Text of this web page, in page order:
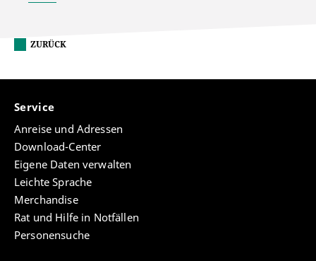
ZURÜCK
Service
Anreise und Adressen
Download-Center
Eigene Daten verwalten
Leichte Sprache
Merchandise
Rat und Hilfe in Notfällen
Personensuche